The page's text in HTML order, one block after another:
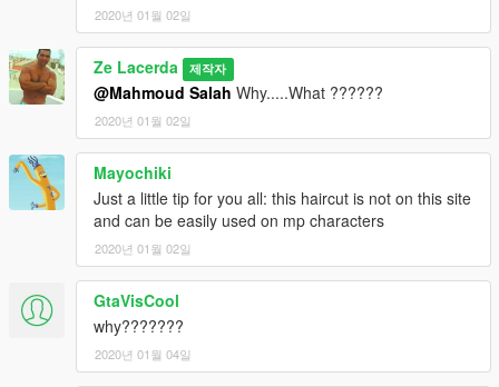
2020년 01월 02일
Ze Lacerda 제작자
@Mahmoud Salah Why.....What ??????
2020년 01월 02일
Mayochiki
Just a little tip for you all: this haircut is not on this site
and can be easily used on mp characters
2020년 01월 02일
GtaVisCool
why???????
2020년 01월 04일